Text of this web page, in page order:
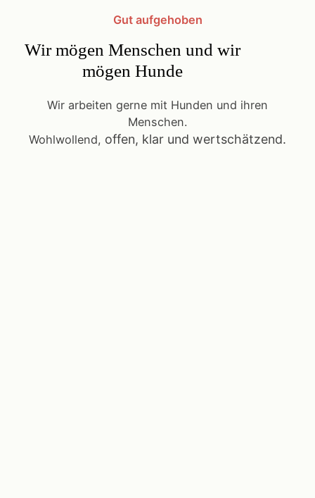
Gut aufgehoben
Wir mögen Menschen und wir
mögen Hunde
Wir arbeiten gerne mit Hunden und ihren
Menschen.
Wohlwollend, offen, klar und wertschätzend.